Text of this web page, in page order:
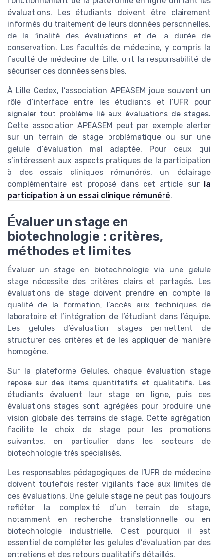
évaluations. Les étudiants doivent être clairement
informés du traitement de leurs données personnelles,
de la finalité des évaluations et de la durée de
conservation. Les facultés de médecine, y compris la
faculté de médecine de Lille, ont la responsabilité de
sécuriser ces données sensibles.
À Lille Cedex, l’association APEASEM joue souvent un
rôle d’interface entre les étudiants et l’UFR pour
signaler tout problème lié aux évaluations de stages.
Cette association APEASEM peut par exemple alerter
sur un terrain de stage problématique ou sur une
gelule d’évaluation mal adaptée. Pour ceux qui
s’intéressent aux aspects pratiques de la participation
à des essais cliniques rémunérés, un éclairage
complémentaire est proposé dans cet article sur
la
participation à un essai clinique rémunéré.
Évaluer un stage en
biotechnologie : critères,
méthodes et limites
Évaluer un stage en biotechnologie via une gelule
stage nécessite des critères clairs et partagés. Les
évaluations de stage doivent prendre en compte la
qualité de la formation, l’accès aux techniques de
laboratoire et l’intégration de l’étudiant dans l’équipe.
Les gelules d’évaluation stages permettent de
structurer ces critères et de les appliquer de manière
homogène.
Sur la plateforme Gelules, chaque évaluation stage
repose sur des items quantitatifs et qualitatifs. Les
étudiants évaluent leur stage en ligne, puis ces
évaluations stages sont agrégées pour produire une
vision globale des terrains de stage. Cette agrégation
facilite le choix de stage pour les promotions
suivantes, en particulier dans les secteurs de
biotechnologie très spécialisés.
Les responsables pédagogiques de l’UFR de médecine
doivent toutefois rester vigilants face aux limites de
ces évaluations. Une gelule stage ne peut pas toujours
refléter la complexité d’un terrain de stage,
notamment en recherche translationnelle ou en
biotechnologie industrielle. C’est pourquoi il est
essentiel de compléter les gelules d’évaluation par des
entretiens et des retours qualitatifs détaillés.